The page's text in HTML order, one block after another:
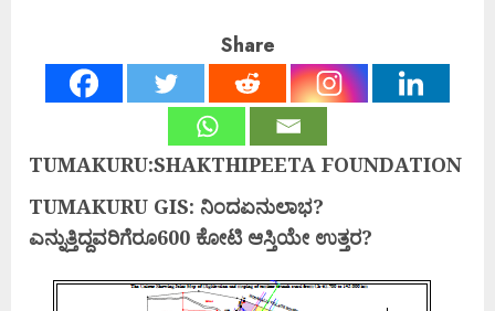
Share
TUMAKURU:SHAKTHIPEETA FOUNDATION
TUMAKURU GIS: ನಿಂದಏನುಲಾಭ?
ಎನ್ನುತ್ತಿದ್ದವರಿಗೆರೂ600 ಕೋಟಿ ಆಸ್ತಿಯೇ ಉತ್ತರ?